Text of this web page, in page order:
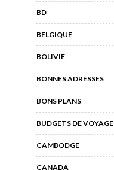
BD
BELGIQUE
BOLIVIE
BONNES ADRESSES
BONS PLANS
BUDGETS DE VOYAGE
CAMBODGE
CANADA